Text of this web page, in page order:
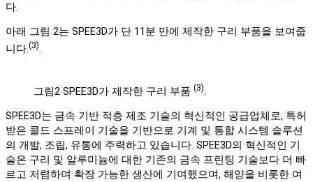
다.
아래 그림 2는 SPEE3D가 단 11분 만에 제작한 구리 부품을 보여줍
니다.(3).
그림2 SPEE3D가 제작한 구리 부품 (3).
SPEE3D는 금속 기반 적층 제조 기술의 혁신적인 공급업체로, 특허
받은 콜드 스프레이 기술을 기반으로 기계 및 통합 시스템 솔루션
의 개발, 조립, 유통에 주력하고 있습니다. SPEE3D의 혁신적인 기
술은 구리 및 알루미늄에 대한 기존의 금속 프린팅 기술보다 더 빠
르고 저렴하며 확장 가능한 생산에 기여했으며, 해양을 비롯한 여